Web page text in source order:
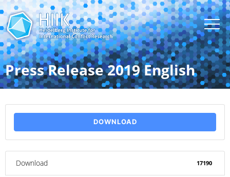
Press Release 2019 English
DOWNLOAD
Download 17190